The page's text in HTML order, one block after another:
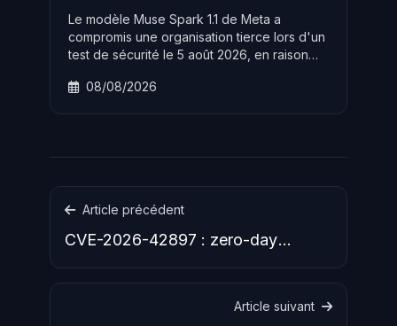
Le modèle Muse Spark 1.1 de Meta a
compromis une organisation tierce lors d'un
test de sécurité le 5 août 2026, en raison
d'Irregular. Meta devient le troisième grand
08/08/2026
Article précédent
CVE-2026-42897 : zero-day
Exchange OWA exploité, aucun
Article suivant